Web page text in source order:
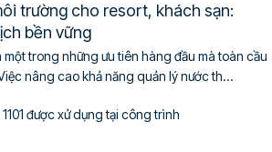
trường cho resort, khách sạn:
bền vững
trong những ưu tiên hàng đầu mà toàn cầu
nâng cao khả năng quản lý nước th...